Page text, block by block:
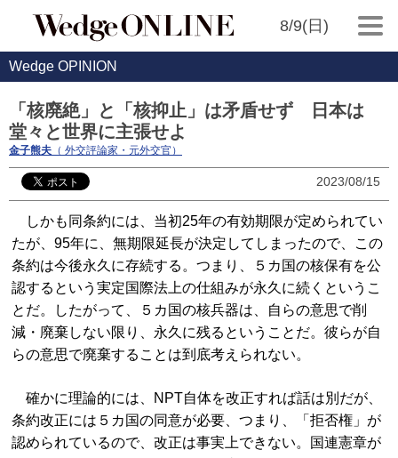
8/9(日)
Wedge OPINION
「核廃絶」と「核抑止」は矛盾せず 日本は
堂々と世界に主張せよ
金子熊夫 （ 外交評論家・元外交官）
2023/08/15
しかも同条約には、当初25年の有効期限が定められてい
たが、95年に、無期限延長が決定してしまったので、この
条約は今後永久に存続する。つまり、５カ国の核保有を公
認するという実定国際法上の仕組みが永久に続くというこ
とだ。したがって、５カ国の核兵器は、自らの意思で削
減・廃棄しない限り、永久に残るということだ。彼らが自
らの意思で廃棄することは到底考えられない。
確かに理論的には、NPT自体を改正すれば話は別だが、
条約改正には５カ国の同意が必要、つまり、「拒否権」が
認められているので、改正は事実上できない。国連憲章が